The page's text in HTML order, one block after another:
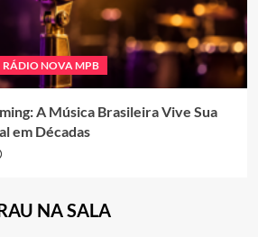
RÁDIO NOVA MPB
A Música Brasileira Vive Sua
em Décadas
NA SALA